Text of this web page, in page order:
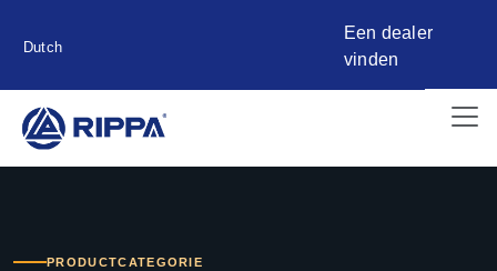
Dutch
Een dealer
vinden
PRODUCTCATEGORIE